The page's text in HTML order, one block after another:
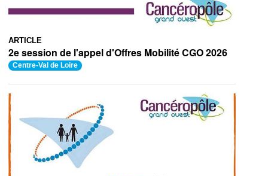
ARTICLE
2e session de l'appel d'Offres Mobilité CGO 2026
Centre-Val de Loire